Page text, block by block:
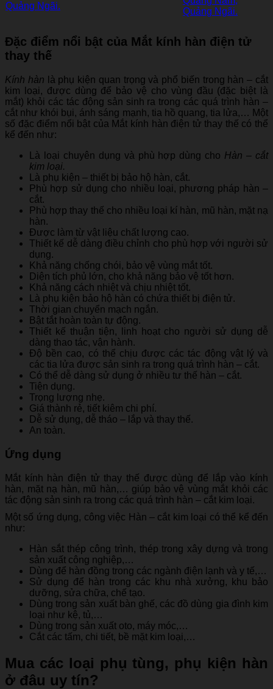
Đặc điểm nổi bật của Mắt kính hàn điện tử
thay thế
Kính hàn là phụ kiện quan trọng và phổ biến trong hàn – cắt
kim loại, được dùng để bảo vệ cho vùng đầu (đặc biệt là
mắt) khỏi các tác động sản sinh ra trong các quá trình hàn –
cắt như khói bụi, ánh sáng mạnh, tia hồ quang, tia lửa,… Một
số đặc điểm nổi bật của Mắt kính hàn điện tử thay thế có thể
kể đến như:
Là loại chuyên dụng và phù hợp dùng cho Hàn – cắt
kim loại.
Là phụ kiện – thiết bị bảo hộ hàn, cắt.
Phù hợp sử dụng cho nhiều loại, phương pháp hàn –
cắt.
Phù hợp thay thế cho nhiều loại kí hàn, mũ hàn, mặt nạ
hàn.
Được làm từ vật liệu chất lượng cao.
Thiết kế dễ dàng điều chỉnh cho phù hợp với người sử
dụng.
Khả năng chống chói, bảo vệ vùng mắt tốt.
Diện tích phủ lớn, cho khả năng bảo vệ tốt hơn.
Khả năng cách nhiệt và chịu nhiệt tốt.
Là phụ kiện bảo hộ hàn có chứa thiết bị điện tử.
Thời gian chuyển mạch ngắn.
Bật tắt hoàn toàn tự động.
Thiết kế thuận tiện, linh hoạt cho người sử dụng dễ
dàng thao tác, vận hành.
Độ bền cao, có thể chịu được các tác động vật lý và
các tia lửa được sản sinh ra trong quá trình hàn – cắt.
Có thể dễ dàng sử dụng ở nhiều tư thế hàn – cắt.
Tiện dụng.
Trọng lượng nhẹ.
Giá thành rẻ, tiết kiêm chi phí.
Dễ sử dụng, dễ tháo – lắp và thay thế.
An toàn.
Ứng dụng
Mắt kính hàn điện tử thay thế được dùng để lắp vào kính
hàn, mặt nạ hàn, mũ hàn,… giúp bảo vệ vùng mắt khỏi các
tác động sản sinh ra trong các quá trình hàn – cắt kim loại.
Một số ứng dụng, công việc Hàn – cắt kim loại có thể kể đến
như:
Hàn sắt thép công trình, thép trong xây dựng và trong
sản xuất công nghiệp,…
Dùng để hàn đồng trong các ngành điện lạnh và y tế,…
Sử dụng để hàn trong các khu nhà xưởng, khu bảo
dưỡng, sửa chữa, chế tạo.
Dùng trong sản xuất bàn ghế, các đồ dùng gia đình kim
loại như kệ, tủ,…
Dùng trong sản xuất oto, máy móc,…
Cắt các tấm, chi tiết, bề mặt kim loại,…
Mua các loại phụ tùng, phụ kiện hàn
ở đâu uy tín?